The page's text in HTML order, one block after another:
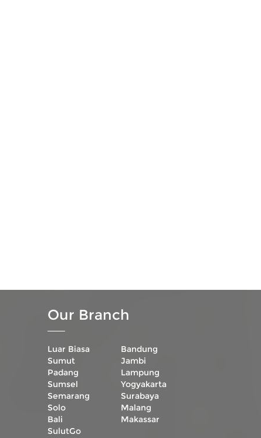
Our Branch
Luar Biasa
Bandung
Sumut
Jambi
Padang
Lampung
Sumsel
Yogyakarta
Semarang
Surabaya
Solo
Malang
Bali
Makassar
SulutGo